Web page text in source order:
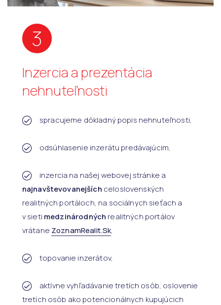
3
Inzercia a prezentácia
nehnuteľnosti
spracujeme dôkladný popis nehnuteľnosti,
odsúhlasenie inzerátu predávajúcim,
inzercia na našej webovej stránke a
najnavštevovanejších celoslovenských
realitných portáloch, na sociálnych sieťach a
v sieti medzinárodných realitných portálov
vrátane ZoznamRealit.Sk,
topovanie inzerátov,
aktívne vyhľadávanie tretích osôb, oslovenie
tretích osôb ako potencionálnych kupujúcich